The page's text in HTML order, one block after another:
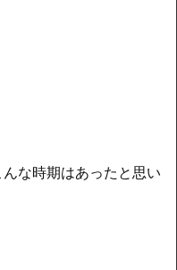
な時期はあったと思い